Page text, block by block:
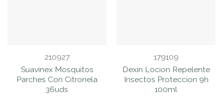
210927
Suavinex Mosquitos
Parches Con Citronela
36uds
179109
Dexin Locion Repelente
Insectos Proteccion 9h
100ml